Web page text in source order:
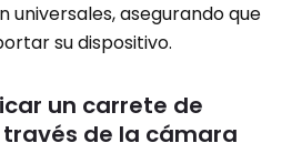
universales, asegurando que
su dispositivo.
un carrete de
de la cámara